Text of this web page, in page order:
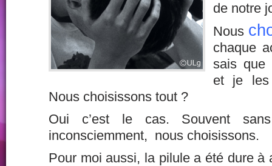
de notre
Nous
chaque
sais que
et je les
Nous choisissons tout ?
Oui c’est le cas. Souvent
inconsciemment, nous choisissons.
Pour moi aussi, la pilule a été dure à